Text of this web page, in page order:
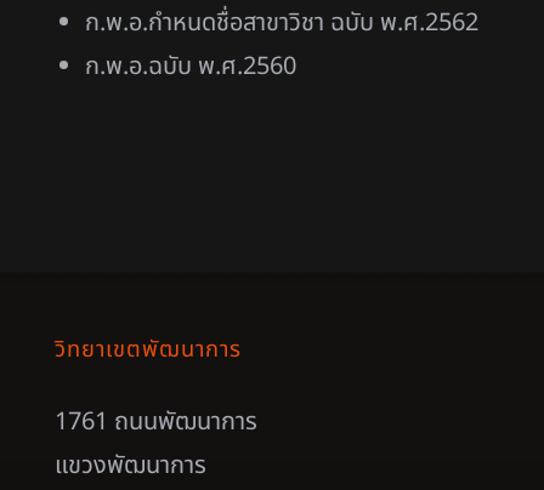
ก.พ.อ.กำหนดชื่อสาขาวิชา ฉบับ พ.ศ.2562
ก.พ.อ.ฉบับ พ.ศ.2560
วิทยาเขตพัฒนาการ
1761 ถนนพัฒนาการ
แขวงพัฒนาการ